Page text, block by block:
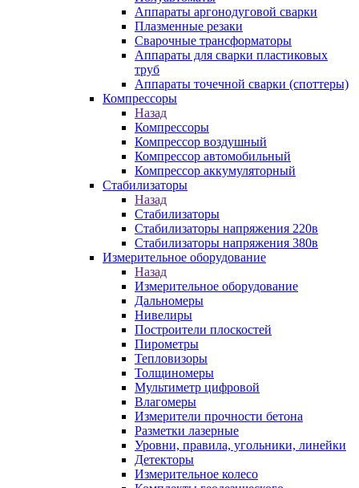
Аппараты аргонодуговой сварки
Плазменные резаки
Сварочные трансформаторы
Аппараты для сварки пластиковых
труб
Аппараты точечной сварки (споттеры)
Компрессоры
Назад
Компрессоры
Компрессор воздушный
Компрессор автомобильный
Компрессор аккумуляторный
Стабилизаторы
Назад
Стабилизаторы
Стабилизаторы напряжения 220в
Стабилизаторы напряжения 380в
Измерительное оборудование
Назад
Измерительное оборудование
Дальномеры
Нивелиры
Построители плоскостей
Пирометры
Тепловизоры
Толщиномеры
Мультиметр цифровой
Влагомеры
Измерители прочности бетона
Разметки лазерные
Уровни, правила, угольники, линейки
Детекторы
Измерительное колесо